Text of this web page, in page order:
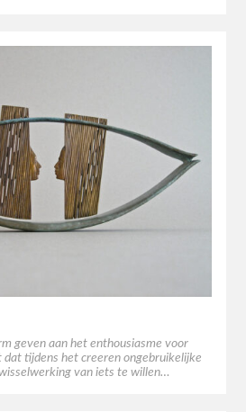
geven aan het enthousiasme voor
dat tijdens het creeren ongebruikelijke
van iets te willen…